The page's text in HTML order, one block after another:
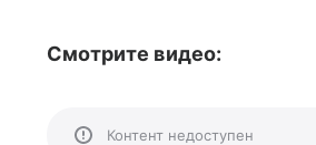
Смотрите видео:
Контент недоступен